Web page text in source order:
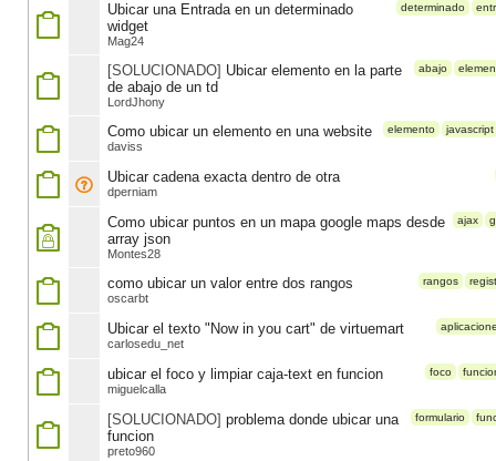
determinado
Ubicar una Entrada en un determinado
widget
Mag24
abajo
[SOLUCIONADO] Ubicar elemento en la parte
de abajo de un td
LordJhony
elemento javascript
Como ubicar un elemento en una website
daviss
Ubicar cadena exacta dentro de otra
dperniam
ajax
Como ubicar puntos en un mapa google maps desde
array json
Montes28
rangos
como ubicar un valor entre dos rangos
oscarbt
Ubicar el texto "Now in you cart" de virtuemart
carlosedu_net
foco
ubicar el foco y limpiar caja-text en funcion
miguelcalla
formulario
[SOLUCIONADO] problema donde ubicar una
funcion
preto960